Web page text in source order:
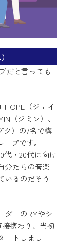
だと言っても
HOPE（ジェイ
（ジミン）、
ク）の7名で構
プです。
代・20代に向け
分たちの音楽
いるのだそう
ダーのRMやシ
携わり、当初
ートしまし